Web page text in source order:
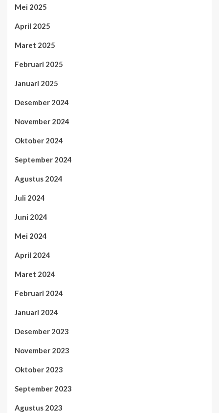
Mei 2025
April 2025
Maret 2025
Februari 2025
Januari 2025
Desember 2024
November 2024
Oktober 2024
September 2024
Agustus 2024
Juli 2024
Juni 2024
Mei 2024
April 2024
Maret 2024
Februari 2024
Januari 2024
Desember 2023
November 2023
Oktober 2023
September 2023
Agustus 2023